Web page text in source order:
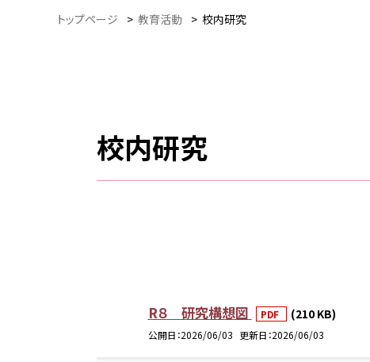
トップページ > 教育活動 > 校内研究
校内研究
R８ 研究構想図 PDF (210 KB)
公開日 2026/06/03 更新日 2026/06/03